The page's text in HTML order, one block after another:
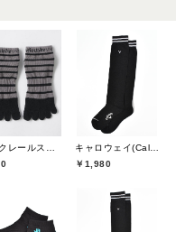
￥1,980